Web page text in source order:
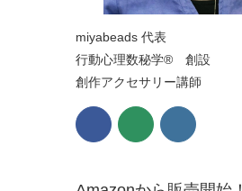
miyabeads 代表
行動心理数秘学® 創設
創作アクセサリー講師